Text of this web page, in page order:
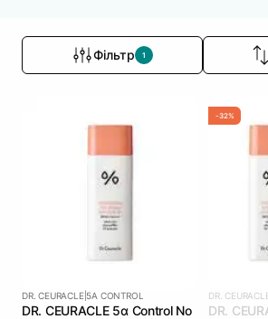
Фільтр 1
DR. CEURACLE 5Α CONTROL
DR. CEURACLE 5α Control No
-32%
DR.
DR.